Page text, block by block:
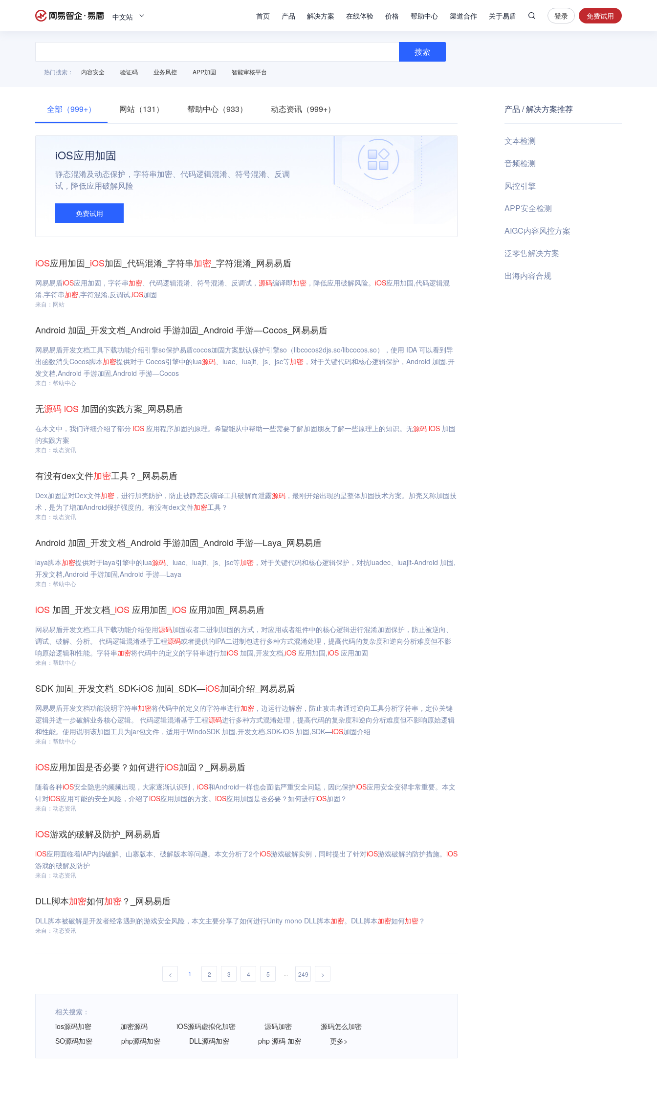
中文站 首页 产品 解决方案 在线体验 价格 帮助中心 渠道合作 关于易盾
安
全
控
登录 免费试用
搜索
热门搜索： 内容安全 验证码 业务风控 APP加固 智能审核平台
全部（999+） 网站（131） 帮助中心（933） 动态资讯（999+）
iOS应用加固
静态混淆及动态保护，字符串加密、代码逻辑混淆、符号混淆、反调
试，降低应用破解风险
免费试用
iOS应用加固_ iOS加固_代码混淆_字符串加密 _字符混淆_网易易盾
网易易盾iOS应用加固，字符串加密、代码逻辑混淆、符号混淆、反调试， 源码编译即加密 ，降低应用破解风险。 iOS应用加固,代码逻辑混
淆,字符串加密,字符混淆,反调试,iOS加固
来自：网站
Android 加固_开发文档_Android 手游加固_Android 手游—Cocos_网易易盾
网易易盾开发文档工具下载功能介绍引擎so保护易盾cocos加固方案默认保护引擎so（libcocos2djs.so/libcocos.so），使用 IDA 可以看到导
出函数消失Cocos脚本加密提供对于 Cocos引擎中的lua源码、luac、luajit、js、jsc等加密 ，对于关键代码和核心逻辑保护，Android 加固,开
发文档,Android 手游加固,Android 手游—Cocos
来自：帮助中心
无源码 iOS 加固的实践方案_网易易盾
在本文中，我们详细介绍了部分 iOS 应用程序加固的原理。希望能从中帮助一些需要了解加固朋友了解一些原理上的知识。无源码 iOS 加固
的实践方案
来自：动态资讯
有没有dex文件加密工具？_网易易盾
Dex加固是对Dex文件加密 ，进行加壳防护，防止被静态反编译工具破解而泄露源码 ，最刚开始出现的是整体加固技术方案。加壳又称加固技
术，是为了增加Android保护强度的。有没有dex文件加密工具？
来自：动态资讯
Android 加固_开发文档_Android 手游加固_Android 手游—Laya_网易易盾
laya脚本加密提供对于laya引擎中的lua源码、luac、luajit、js、jsc等加密 ，对于关键代码和核心逻辑保护，对抗luadec、luajit-Android 加固,
开发文档,Android 手游加固,Android 手游—Laya
来自：帮助中心
iOS 加固_开发文档_ iOS 应用加固_ iOS 应用加固_网易易盾
网易易盾开发文档工具下载功能介绍使用源码加固或者二进制加固的方式，对应用或者组件中的核心逻辑进行混淆加固保护，防止被逆向、
调试、破解、分析。 代码逻辑混淆基于工程源码或者提供的IPA二进制包进行多种方式混淆处理，提高代码的复杂度和逆向分析难度但不影
响原始逻辑和性能。字符串加密将代码中的定义的字符串进行加iOS 加固,开发文档,iOS 应用加固,iOS 应用加固
来自：帮助中心
SDK 加固_开发文档_SDK-iOS 加固_SDK—iOS加固介绍_网易易盾
网易易盾开发文档功能说明字符串加密将代码中的定义的字符串进行加密 ，边运行边解密，防止攻击者通过逆向工具分析字符串，定位关键
逻辑并进一步破解业务核心逻辑。 代码逻辑混淆基于工程源码进行多种方式混淆处理，提高代码的复杂度和逆向分析难度但不影响原始逻辑
和性能。使用说明该加固工具为jar包文件，适用于WindoSDK 加固,开发文档,SDK-iOS 加固,SDK—iOS加固介绍
来自：帮助中心
iOS应用加固是否必要？如何进行iOS加固？_网易易盾
随着各种iOS安全隐患的频频出现，大家逐渐认识到， iOS和Android一样也会面临严重安全问题，因此保护iOS应用安全变得非常重要。本文
针对iOS应用可能的安全风险，介绍了iOS应用加固的方案。 iOS应用加固是否必要？如何进行iOS加固？
来自：动态资讯
iOS游戏的破解及防护_网易易盾
iOS应用面临着IAP内购破解、山寨版本、破解版本等问题。本文分析了2个iOS游戏破解实例，同时提出了针对iOS游戏破解的防护措施。 iOS
游戏的破解及防护
来自：动态资讯
DLL脚本加密如何加密？_网易易盾
DLL脚本被破解是开发者经常遇到的游戏安全风险，本文主要分享了如何进行Unity mono DLL脚本加密。DLL脚本加密如何加密 ？
来自：动态资讯
< 1 2 3 4 5 ... 249 >
相关搜索：
ios源码加密
加密源码 iOS源码虚拟化加密 源码加密
源码怎么加密
SO源码加密
php源码加密 DLL源码加密 php 源码 加密 更多>
产品 / 解决方案推荐
文本检测
音频检测
风控引擎
APP安全检测
AIGC内容风控方案
泛零售解决方案
出海内容合规